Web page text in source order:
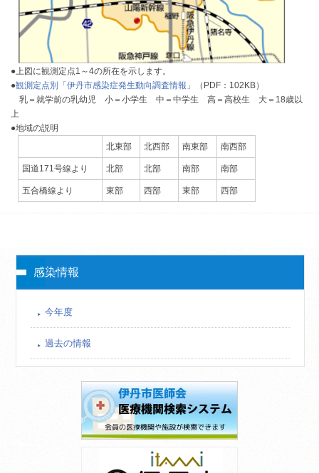
●上図に観測定点1～4の所在を示します。
●観測定点別「伊丹市感染症発生動向調査情報」
（PDF：102KB）
乳＝就学前の乳幼児 小＝小学生 中＝中学生 高＝高校生 大＝18歳以
上
●地域の説明
北東部
北西部 南東部 南西部
国道171号線より 北部 北部 南部 南部
五合橋線より 東部 西部 東部 西部
感染情報
今年度
過去の情報